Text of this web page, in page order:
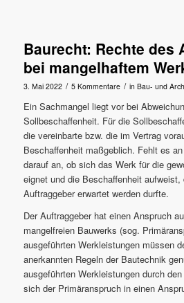
Baurecht: Rechte des
bei mangelhaftem
3. Mai 2022 / 5 Kommentare / in Bau- und
Ein Sachmangel liegt vor bei
Sollbeschaffenheit. Für die
die vereinbarte bzw. die im Vertrag
Beschaffenheit maßgeblich. Fehlt es
darauf an, ob sich das Werk für die
eignet und die Beschaffenheit
Auftraggeber erwartet werden durfte.
Der Auftraggeber hat einen Anspruch
mangelfreien Bauwerks (sog.
ausgeführten Werkleistungen müssen
anerkannten Regeln der Bautechnik
ausgeführten Werkleistungen durch
sich der Primäranspruch in einen